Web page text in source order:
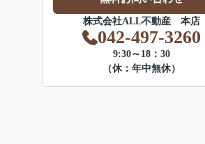
株式会社ALL不動産 本店
042-497-3260
9:30～18：30
（休：年中無休）